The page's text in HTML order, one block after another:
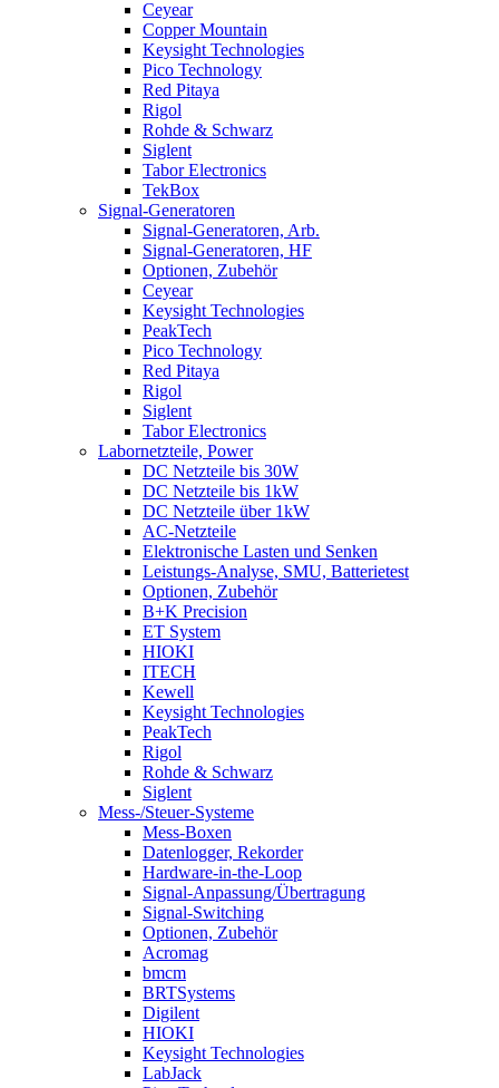
Ceyear
Copper Mountain
Keysight Technologies
Pico Technology
Red Pitaya
Rigol
Rohde & Schwarz
Siglent
Tabor Electronics
TekBox
Signal-Generatoren
Signal-Generatoren, Arb.
Signal-Generatoren, HF
Optionen, Zubehör
Ceyear
Keysight Technologies
PeakTech
Pico Technology
Red Pitaya
Rigol
Siglent
Tabor Electronics
Labornetzteile, Power
DC Netzteile bis 30W
DC Netzteile bis 1kW
DC Netzteile über 1kW
AC-Netzteile
Elektronische Lasten und Senken
Leistungs-Analyse, SMU, Batterietest
Optionen, Zubehör
B+K Precision
ET System
HIOKI
ITECH
Kewell
Keysight Technologies
PeakTech
Rigol
Rohde & Schwarz
Siglent
Mess-/Steuer-Systeme
Mess-Boxen
Datenlogger, Rekorder
Hardware-in-the-Loop
Signal-Anpassung/Übertragung
Signal-Switching
Optionen, Zubehör
Acromag
bmcm
BRTSystems
Digilent
HIOKI
Keysight Technologies
LabJack